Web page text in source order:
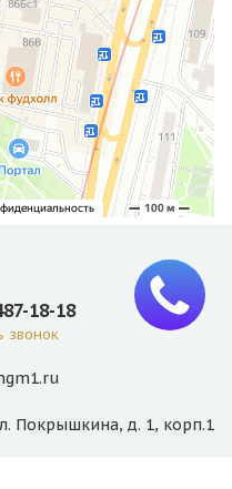
18-18
звонок
Покрышкина, д. 1, корп.1